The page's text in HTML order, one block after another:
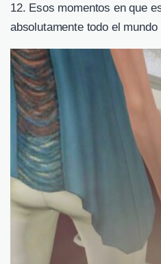
12. Esos momentos en que
absolutamente todo el